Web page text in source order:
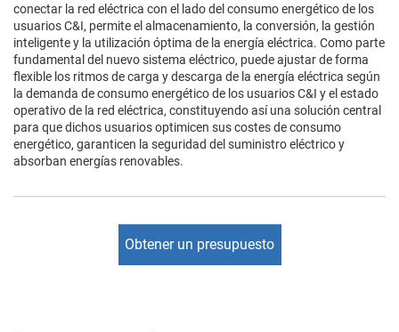
conectar la red eléctrica con el lado del consumo energético de los
usuarios C&I, permite el almacenamiento, la conversión, la gestión
inteligente y la utilización óptima de la energía eléctrica. Como parte
fundamental del nuevo sistema eléctrico, puede ajustar de forma
flexible los ritmos de carga y descarga de la energía eléctrica según
la demanda de consumo energético de los usuarios C&I y el estado
operativo de la red eléctrica, constituyendo así una solución central
para que dichos usuarios optimicen sus costes de consumo
energético, garanticen la seguridad del suministro eléctrico y
absorban energías renovables.
Obtener un presupuesto